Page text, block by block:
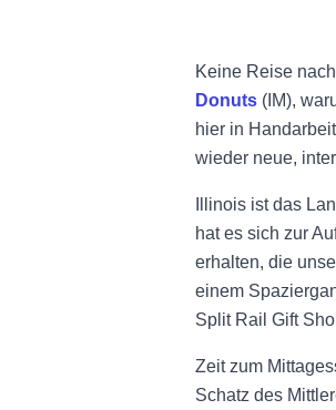
Keine Reise
Donuts (IM),
hier in
wieder neue,
Illinois ist das
hat es sich zur
erhalten, die
einem
Split Rail Gift
Zeit zum
Schatz des